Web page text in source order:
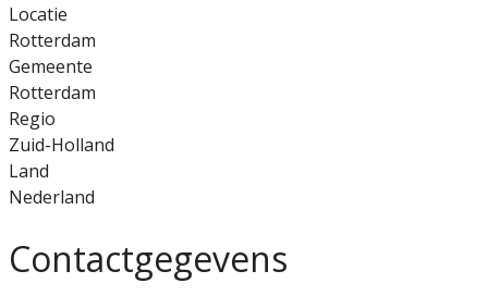
Locatie
Rotterdam
Gemeente
Rotterdam
Regio
Zuid-Holland
Land
Nederland
Contactgegevens